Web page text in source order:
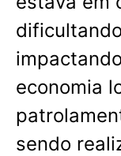
economia
sendo